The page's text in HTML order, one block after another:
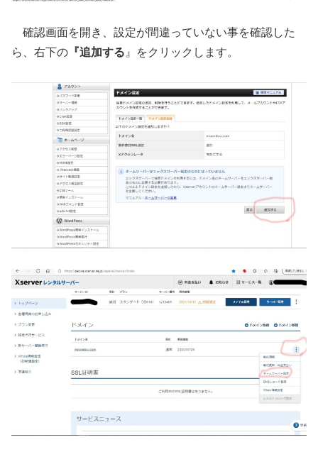
確認画面を開き、設定が間違っていない事を確認した
ら、右下の 『追加する 』をクリックします。